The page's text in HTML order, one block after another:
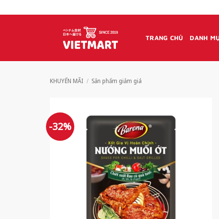
qua
TRANG CHỦ DANH
KHUYẾN MÃI / Sản phẩm giảm giá
-32%